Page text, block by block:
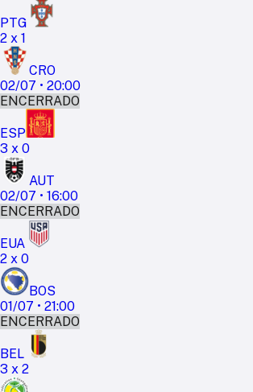
PTG
2 x 1
CRO
02/07 • 20:00
ENCERRADO
ESP
3 x 0
AUT
02/07 • 16:00
ENCERRADO
EUA
2 x 0
BOS
01/07 • 21:00
ENCERRADO
BEL
3 x 2